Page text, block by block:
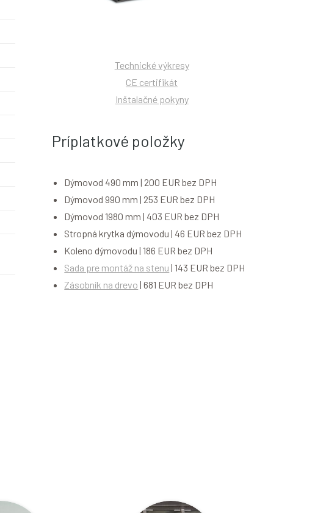
Technické výkresy
CE certifikát
Inštalačné pokyny
Príplatkové položky
Dýmovod 490 mm | 200 EUR bez DPH
Dýmovod 990 mm | 253 EUR bez DPH
Dýmovod 1980 mm | 403 EUR bez DPH
Stropná krytka dýmovodu | 46 EUR bez DPH
Koleno dýmovodu | 186 EUR bez DPH
Sada pre montáž na stenu | 143 EUR bez DPH
Zásobník na drevo | 681 EUR bez DPH